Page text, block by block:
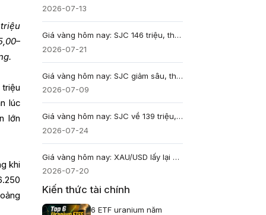
lúc
lớn
khi
2026-07-13
Giá vàng hôm nay: SJC 146 triệu, thế giới giữ mốc $4.000
2026-07-21
Giá vàng hôm nay: SJC giảm sâu, thế giới giữ mốc $4,000?
2026-07-09
Giá vàng hôm nay: SJC về 139 triệu, spread rộng gây áp lực
2026-07-24
Giá vàng hôm nay: XAU/USD lấy lại $4.000, SJC cao hơn thế giới 18,74 triệu đồng
2026-07-20
Kiến thức tài chính
6 ETF uranium năm